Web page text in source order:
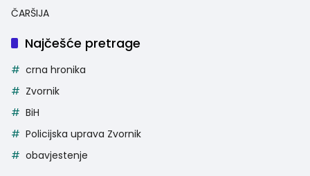
ČARŠIJA
Najčešće pretrage
crna hronika
Zvornik
BiH
Policijska uprava Zvornik
obavjestenje